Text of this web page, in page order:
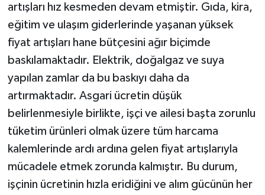
artışları hız kesmeden devam etmiştir. Gıda, kira,
eğitim ve ulaşım giderlerinde yaşanan yüksek
fiyat artışları hane bütçesini ağır biçimde
baskılamaktadır. Elektrik, doğalgaz ve suya
yapılan zamlar da bu baskıyı daha da
artırmaktadır. Asgari ücretin düşük
belirlenmesiyle birlikte, işçi ve ailesi başta zorunlu
tüketim ürünleri olmak üzere tüm harcama
kalemlerinde ardı ardına gelen fiyat artışlarıyla
mücadele etmek zorunda kalmıştır. Bu durum,
işçinin ücretinin hızla eridiğini ve alım gücünün her